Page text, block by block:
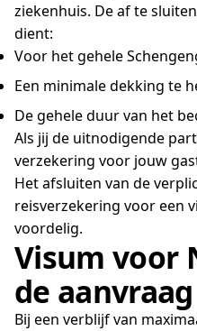
ziekenhuis. De af te
dient:
Voor het gehele
Een minimale dekking te
De gehele duur van het
Als jij de uitnodigende
verzekering voor jouw
Het afsluiten van de
reisverzekering voor een
voordelig.
Visum voor
de
Bij een verblijf van